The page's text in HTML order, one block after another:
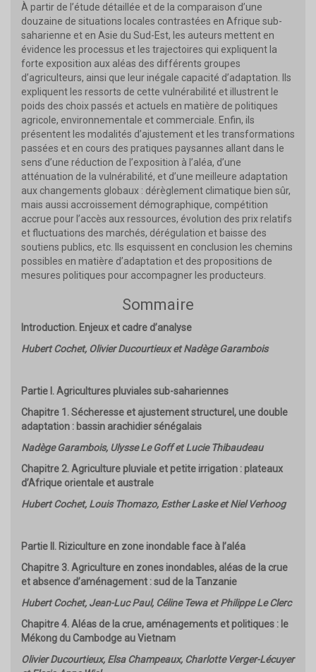
À partir de l’étude détaillée et de la comparaison d’une
douzaine de situations locales contrastées en Afrique sub-
saharienne et en Asie du Sud-Est, les auteurs mettent en
évidence les processus et les trajectoires qui expliquent la
forte exposition aux aléas des différents groupes
d’agriculteurs, ainsi que leur inégale capacité d’adaptation. Ils
expliquent les ressorts de cette vulnérabilité et illustrent le
poids des choix passés et actuels en matière de politiques
agricole, environnementale et commerciale. Enfin, ils
présentent les modalités d’ajustement et les transformations
passées et en cours des pratiques paysannes allant dans le
sens d’une réduction de l’exposition à l’aléa, d’une
atténuation de la vulnérabilité, et d’une meilleure adaptation
aux changements globaux : dérèglement climatique bien sûr,
mais aussi accroissement démographique, compétition
accrue pour l’accès aux ressources, évolution des prix relatifs
et fluctuations des marchés, dérégulation et baisse des
soutiens publics, etc. Ils esquissent en conclusion les chemins
possibles en matière d’adaptation et des propositions de
mesures politiques pour accompagner les producteurs.
Sommaire
Introduction. Enjeux et cadre d’analyse
Hubert Cochet, Olivier Ducourtieux et Nadège Garambois
Partie I. Agricultures pluviales sub-sahariennes
Chapitre 1. Sécheresse et ajustement structurel, une double
adaptation : bassin arachidier sénégalais
Nadège Garambois, Ulysse Le Goff et Lucie Thibaudeau
Chapitre 2. Agriculture pluviale et petite irrigation : plateaux
d’Afrique orientale et australe
Hubert Cochet, Louis Thomazo, Esther Laske et Niel Verhoog
Partie II. Riziculture en zone inondable face à l’aléa
Chapitre 3. Agriculture en zones inondables, aléas de la crue
et absence d’aménagement : sud de la Tanzanie
Hubert Cochet, Jean-Luc Paul, Céline Tewa et Philippe Le Clerc
Chapitre 4. Aléas de la crue, aménagements et politiques : le
Mékong du Cambodge au Vietnam
Olivier Ducourtieux, Elsa Champeaux, Charlotte Verger-Lécuyer